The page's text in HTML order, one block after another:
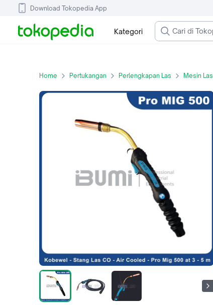
Download Tokopedia App
Kategori
Home Pertukangan Perlengkapan Las Mesin Las